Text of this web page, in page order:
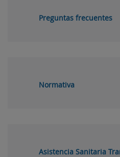
Preguntas frecuentes
Normativa
Asistencia Sanitaria